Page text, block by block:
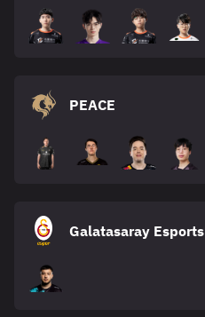
PEACE
Galatasaray Esports